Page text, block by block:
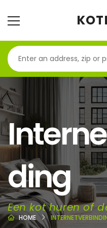
ding
Een kot huren of
HOME